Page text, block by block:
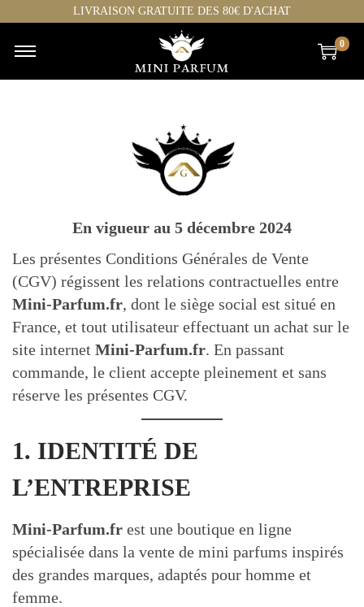
LIVRAISON GRATUITE DES 80€ D'ACHAT
0
En vigueur au 5 décembre 2024
Les présentes Conditions Générales de Vente
(CGV) régissent les relations contractuelles entre
Mini-Parfum.fr, dont le siège social est situé en
France, et tout utilisateur effectuant un achat sur le
site internet Mini-Parfum.fr. En passant
commande, le client accepte pleinement et sans
réserve les présentes CGV.
1. IDENTITÉ DE
L’ENTREPRISE
Mini-Parfum.fr est une boutique en ligne
spécialisée dans la vente de mini parfums inspirés
des grandes marques, adaptés pour homme et
femme.